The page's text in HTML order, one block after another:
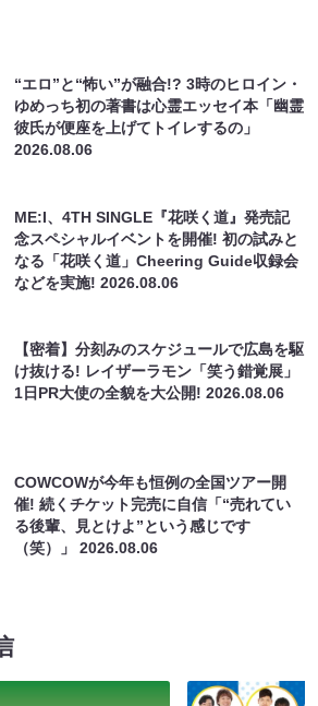
“エロ”と“怖い”が融合!? 3時のヒロイン・
ゆめっち初の著書は心霊エッセイ本「幽霊
彼氏が便座を上げてトイレするの」
2026.08.06
ME:I、4TH SINGLE『花咲く道』発売記
念スペシャルイベントを開催! 初の試みと
なる「花咲く道」Cheering Guide収録会
などを実施!2026.08.06
【密着】分刻みのスケジュールで広島を駆
け抜ける! レイザーラモン「笑う錯覚展」
1日PR大使の全貌を大公開!2026.08.06
COWCOWが今年も恒例の全国ツアー開
催! 続くチケット完売に自信「“売れてい
る後輩、見とけよ”という感じです
（笑）」2026.08.06